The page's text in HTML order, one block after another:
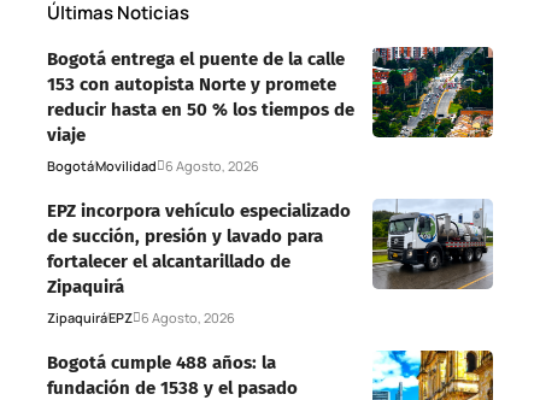
Últimas Noticias
Bogotá entrega el puente de la calle
153 con autopista Norte y promete
reducir hasta en 50 % los tiempos de
viaje
BogotáMovilidad 6 Agosto, 2026
EPZ incorpora vehículo especializado
de succión, presión y lavado para
fortalecer el alcantarillado de
Zipaquirá
ZipaquiráEPZ 6 Agosto, 2026
Bogotá cumple 488 años: la
fundación de 1538 y el pasado